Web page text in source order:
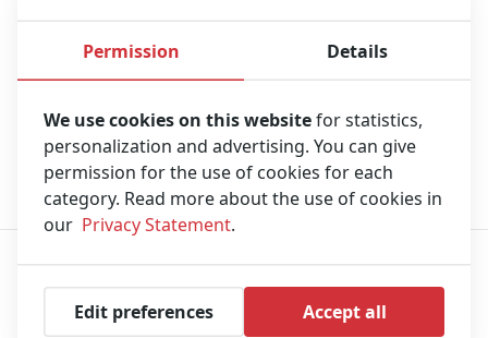
Set di fissaggio non incluso: senza Speedclip e cinghie
Disponibile in 4 colori diversi : Borgogna, Arancio, Giallo e Blu.
Quando si richiede un preventivo, specificare il colore
Qualità premium
Ampia scorta
Permission Details
We use cookies on this websitefor statistics,
personalization and advertising. You can give
permission for the use of cookies for each
category. Read more about the use of cookies in
our Privacy Statement.
Edit preferences Accept all